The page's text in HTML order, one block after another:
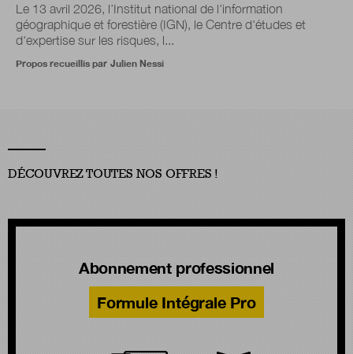
Le 13 avril 2026, l’Institut national de l'information
géographique et forestière (IGN), le Centre d'études et
d'expertise sur les risques, l...
Propos recueillis par Julien Nessi
DÉCOUVREZ TOUTES NOS OFFRES !
Abonnement professionnel
Formule Intégrale Pro